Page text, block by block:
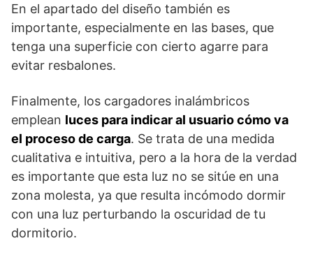
En el apartado del diseño también es
importante, especialmente en las bases, que
tenga una superficie con cierto agarre para
evitar resbalones.
Finalmente, los cargadores inalámbricos
emplean luces para indicar al usuario cómo va
el proceso de carga. Se trata de una medida
cualitativa e intuitiva, pero a la hora de la verdad
es importante que esta luz no se sitúe en una
zona molesta, ya que resulta incómodo dormir
con una luz perturbando la oscuridad de tu
dormitorio.